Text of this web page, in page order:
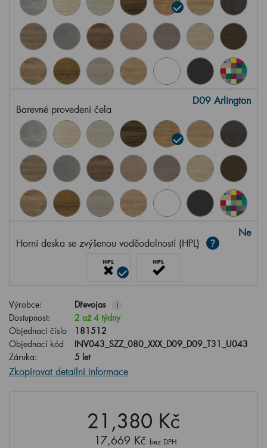
Barevné provedení čela
D09 Arlington
Horní deska se zvýšenou voděodolností (HPL)
Ne
Výrobce: Dřevojas i
Dostupnost:
2 až 4 týdny
Objednací číslo
181512
Objednací kód
INV043_SZZ_080_XXX_D09_D09_T31_U043
Záruka:
5 let
Zkopírovat detailní informace
21,380 Kč
17,669 Kč bez DPH